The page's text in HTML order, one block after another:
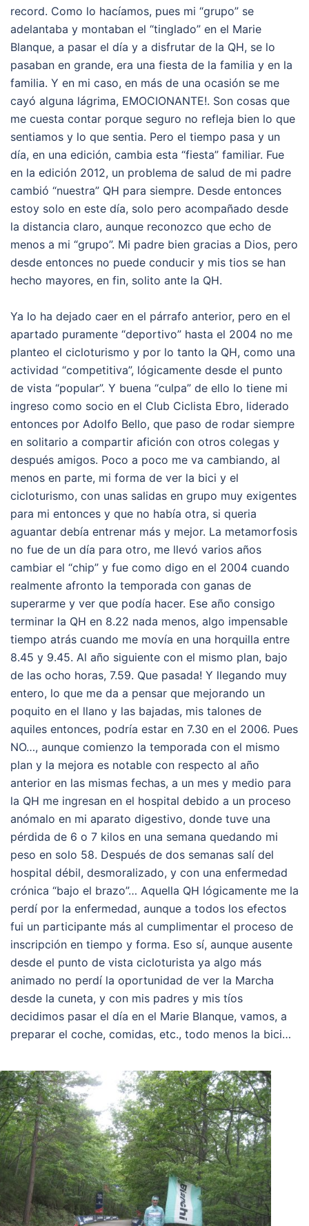
record. Como lo hacíamos, pues mi “grupo” se
adelantaba y montaban el “tinglado” en el Marie
Blanque, a pasar el día y a disfrutar de la QH, se lo
pasaban en grande, era una fiesta de la familia y en la
familia. Y en mi caso, en más de una ocasión se me
cayó alguna lágrima, EMOCIONANTE!. Son cosas que
me cuesta contar porque seguro no refleja bien lo que
sentiamos y lo que sentia. Pero el tiempo pasa y un
día, en una edición, cambia esta “fiesta” familiar. Fue
en la edición 2012, un problema de salud de mi padre
cambió “nuestra” QH para siempre. Desde entonces
estoy solo en este día, solo pero acompañado desde
la distancia claro, aunque reconozco que echo de
menos a mi “grupo”. Mi padre bien gracias a Dios, pero
desde entonces no puede conducir y mis tios se han
hecho mayores, en fin, solito ante la QH.
Ya lo ha dejado caer en el párrafo anterior, pero en el
apartado puramente “deportivo” hasta el 2004 no me
planteo el cicloturismo y por lo tanto la QH, como una
actividad “competitiva”, lógicamente desde el punto
de vista “popular”. Y buena “culpa” de ello lo tiene mi
ingreso como socio en el Club Ciclista Ebro, liderado
entonces por Adolfo Bello, que paso de rodar siempre
en solitario a compartir afición con otros colegas y
después amigos. Poco a poco me va cambiando, al
menos en parte, mi forma de ver la bici y el
cicloturismo, con unas salidas en grupo muy exigentes
para mi entonces y que no había otra, si queria
aguantar debía entrenar más y mejor. La metamorfosis
no fue de un día para otro, me llevó varios años
cambiar el “chip” y fue como digo en el 2004 cuando
realmente afronto la temporada con ganas de
superarme y ver que podía hacer. Ese año consigo
terminar la QH en 8.22 nada menos, algo impensable
tiempo atrás cuando me movía en una horquilla entre
8.45 y 9.45. Al año siguiente con el mismo plan, bajo
de las ocho horas, 7.59. Que pasada! Y llegando muy
entero, lo que me da a pensar que mejorando un
poquito en el llano y las bajadas, mis talones de
aquiles entonces, podría estar en 7.30 en el 2006. Pues
NO…, aunque comienzo la temporada con el mismo
plan y la mejora es notable con respecto al año
anterior en las mismas fechas, a un mes y medio para
la QH me ingresan en el hospital debido a un proceso
anómalo en mi aparato digestivo, donde tuve una
pérdida de 6 o 7 kilos en una semana quedando mi
peso en solo 58. Después de dos semanas salí del
hospital débil, desmoralizado, y con una enfermedad
crónica “bajo el brazo”… Aquella QH lógicamente me la
perdí por la enfermedad, aunque a todos los efectos
fui un participante más al cumplimentar el proceso de
inscripción en tiempo y forma. Eso sí, aunque ausente
desde el punto de vista cicloturista ya algo más
animado no perdí la oportunidad de ver la Marcha
desde la cuneta, y con mis padres y mis tíos
decidimos pasar el día en el Marie Blanque, vamos, a
preparar el coche, comidas, etc., todo menos la bici…